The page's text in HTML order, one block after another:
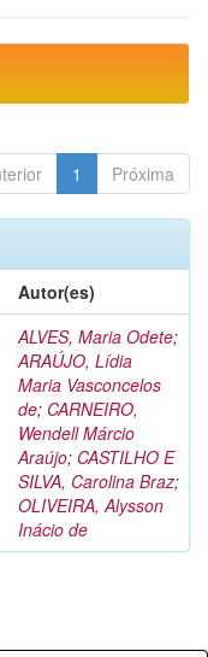
1 Próxima
Autor(es)
ALVES, Maria Odete;
ARAÚJO, Lídia
Maria Vasconcelos
de; CARNEIRO,
Wendell Márcio
Araújo; CASTILHO E
SILVA, Carolina Braz;
OLIVEIRA, Alysson
Inácio de